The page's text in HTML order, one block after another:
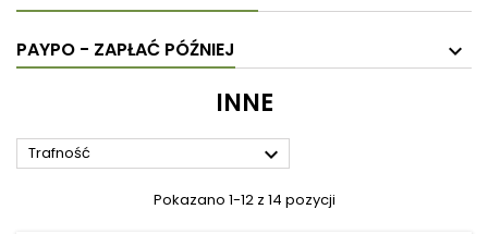
PAYPO - ZAPŁAĆ PÓŹNIEJ
INNE
Trafność 
Pokazano 1-12 z 14 pozycji